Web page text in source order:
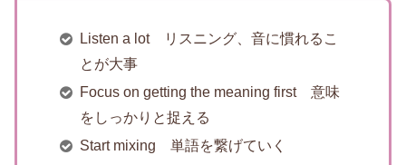
Listen a lot リスニング、音に慣れるこ
とが大事
Focus on getting the meaning first 意味
をしっかりと捉える
Start mixing 単語を繋げていく